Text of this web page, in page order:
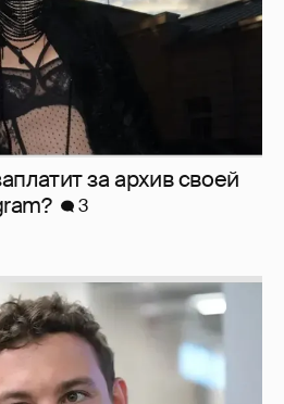
за архив своей
3